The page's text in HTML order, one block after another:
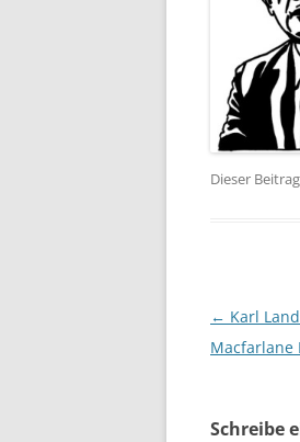
Dieser
← Karl
Macfarlane
Schreibe